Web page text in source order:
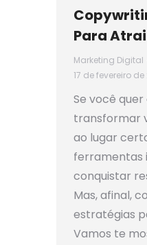
Para
Marketing Digital
17 de fevereiro de
Se você
transformar
ao lugar
ferramentas
conquistar
Mas, afinal,
estratégias
Vamos te